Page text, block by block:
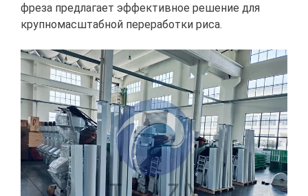
фреза предлагает эффективное решение для
крупномасштабной переработки риса.